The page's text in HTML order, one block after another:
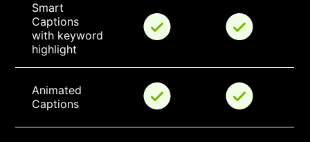
Smart
Captions
with keyword
highlight
Animated
Captions